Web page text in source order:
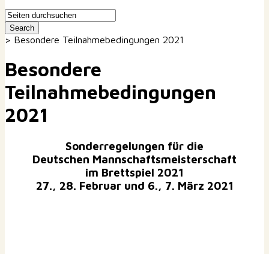
> Besondere Teilnahmebedingungen 2021
Besondere
Teilnahmebedingungen
2021
Sonderregelungen für die
Deutschen Mannschaftsmeisterschaft
im Brettspiel 2021
27., 28. Februar und 6., 7. März 2021